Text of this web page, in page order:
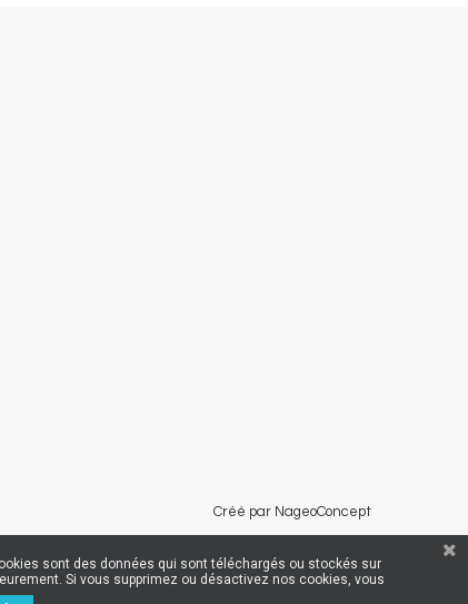
Créé par NageoConcept
sont des données qui sont téléchargés ou stockés sur
Si vous supprimez ou désactivez nos cookies, vous